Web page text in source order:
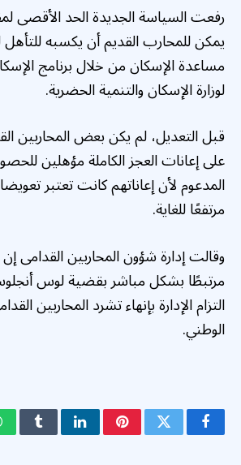
رفعت السياسة الجديدة الحد الأقصى
يمكن للمحارب القديم أن يكسبه
مساعدة الإسكان من خلال برنامج
لوزارة الإسكان والتنمية الحضرية.
قبل التعديل، لم يكن بعض المحاربين
على إعانات العجز الكاملة مؤهلين
المدعوم لأن إعاناتهم كانت تعتبر
مرتفعًا للغاية.
وقالت إدارة شؤون المحاربين القدامى
مرتبطًا بشكل مباشر بقضية لوس
التزام الإدارة بإنهاء تشرد المحاربين
الوطني.
فيسبوكتويتر بينتيريستلينكدإن